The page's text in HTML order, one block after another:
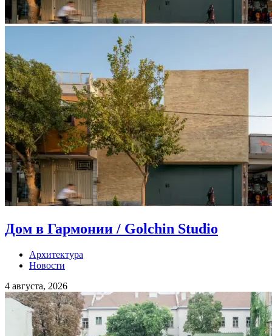
Дом в Гармонии / Golchin Studio
Архитектура
Новости
4 августа, 2026